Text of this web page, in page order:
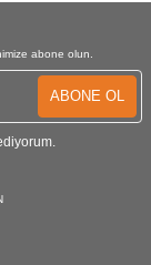
abone olun.
ABONE OL